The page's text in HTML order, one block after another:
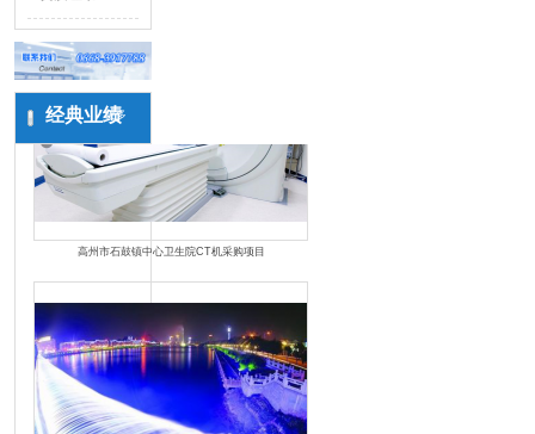
经典业绩
更多
高州市石鼓镇中心卫生院CT机采购项目